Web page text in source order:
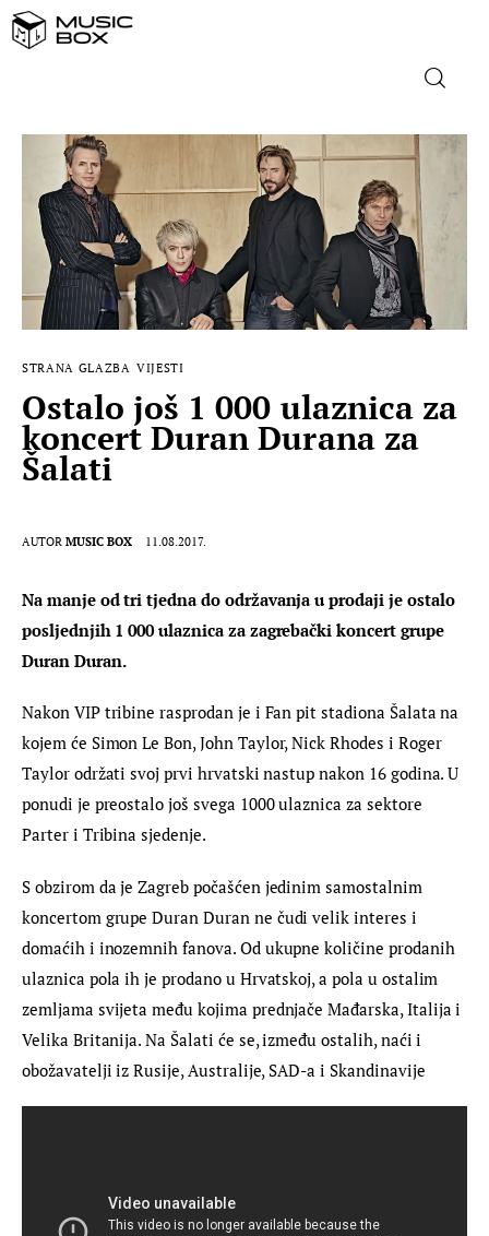
NASLOVNICA
DOMAĆA GLAZBA
STRANA GLAZBA
FILM
MUSIC BOX
STRANA GLAZBA VIJESTI
Ostalo još 1 000 ulaznica za
koncert Duran Durana za
Šalati
AUTOR MUSIC BOX 11.08.2017.
Na manje od tri tjedna do održavanja u prodaji je ostalo
posljednjih 1 000 ulaznica za zagrebački koncert grupe
Duran Duran.
Nakon VIP tribine rasprodan je i Fan pit stadiona Šalata na
kojem će Simon Le Bon, John Taylor, Nick Rhodes i Roger
Taylor održati svoj prvi hrvatski nastup nakon 16 godina. U
ponudi je preostalo još svega 1000 ulaznica za sektore
Parter i Tribina sjedenje.
S obzirom da je Zagreb počašćen jedinim samostalnim
koncertom grupe Duran Duran ne čudi velik interes i
domaćih i inozemnih fanova. Od ukupne količine prodanih
ulaznica pola ih je prodano u Hrvatskoj, a pola u ostalim
zemljama svijeta među kojima prednjače Mađarska, Italija i
Velika Britanija. Na Šalati će se, između ostalih, naći i
obožavatelji iz Rusije, Australije, SAD-a i Skandinavije